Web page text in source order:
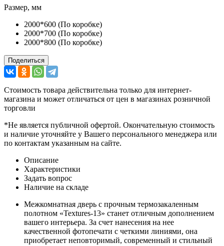
Размер, мм
2000*600 (По коробке)
2000*700 (По коробке)
2000*800 (По коробке)
Поделиться
Стоимость товара действительна только для интернет-
магазина и может отличаться от цен в магазинах розничной
торговли
*Не является публичной офертой. Окончательную стоимость
и наличие уточняйте у Вашего персонального менеджера или
по контактам указанным на сайте.
Описание
Характеристики
Задать вопрос
Наличие на складе
Межкомнатная дверь с прочным термозакаленным
полотном «Textures-13» станет отличным дополнением
вашего интерьера. За счет нанесения на нее
качественной фотопечати с четкими линиями, она
приобретает неповторимый, современный и стильный